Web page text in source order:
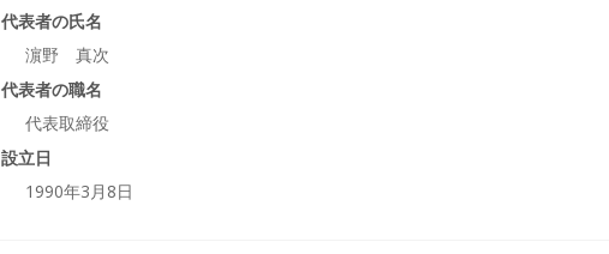
代表者の氏名
濵野 真次
代表者の職名
代表取締役
設立日
1990年3月8日